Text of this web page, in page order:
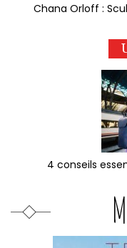
Chana Orloff :
4 conseils